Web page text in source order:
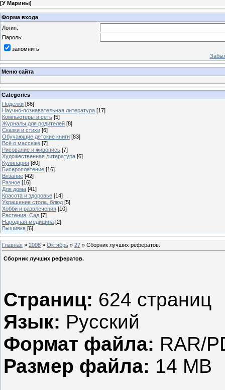
[У Марины]
Форма входа
Логин:
Пароль:
запомнить
Меню сайта
Categories
Поделки [86]
Научно-познавательная литература [17]
Компьютеры и сеть [5]
Журналы для родителей [8]
Сказки и стихи [6]
Обучающие детские книги [83]
Всё о массаже [7]
Рисование и живопись [7]
Художественная литература [6]
Кулинария [80]
Бисероплетение [16]
Вязание [42]
Разное [16]
Для дома [41]
Красота и здоровье [14]
Украшение стола, блюд [5]
Хобби и развлечения [10]
Растения, Сад [7]
Народная медицина [2]
Вышивка [6]
Главная » 2008 » Октябрь » 27 » Сборник лучших рефератов.
Сборник лучших рефератов.
Страниц: 624 страниц
Язык: Русский
Формат файла: RAR/
Размер файла: 14 MB